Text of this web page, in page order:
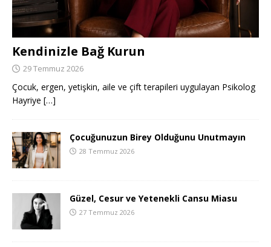
Kendinizle Bağ Kurun
29 Temmuz 2026
Çocuk, ergen, yetişkin, aile ve çift terapileri uygulayan Psikolog
Hayriye […]
Çocuğunuzun Birey Olduğunu Unutmayın
28 Temmuz 2026
Güzel, Cesur ve Yetenekli Cansu Miasu
27 Temmuz 2026